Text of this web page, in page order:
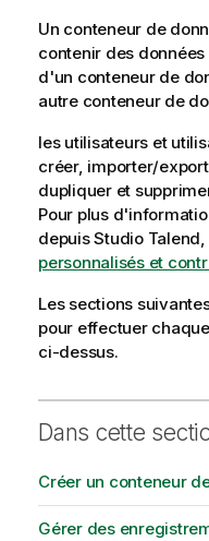
y
-
n
o
e
Un conteneur de
contenir des
d'un conteneur de
autre conteneur de
les utilisateurs et
créer, importer/
dupliquer et
Pour plus
depuisStudio Talend
personnalisés et
Les sections
pour effectuer
ci-dessus.
Dans cette
Créer un conteneur
Gérer des